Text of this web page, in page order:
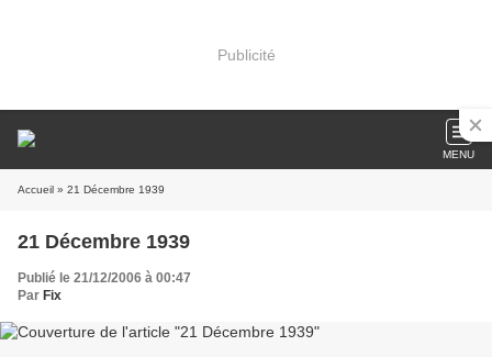
Publicité
MENU
Accueil » 21 Décembre 1939
21 Décembre 1939
Publié le 21/12/2006 à 00:47
Par Fix